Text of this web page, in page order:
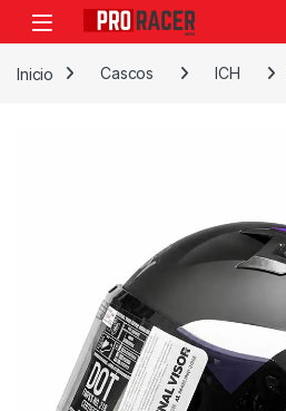
Inicio Cascos ICH